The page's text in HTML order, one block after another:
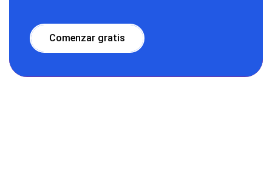
Comenzar gratis